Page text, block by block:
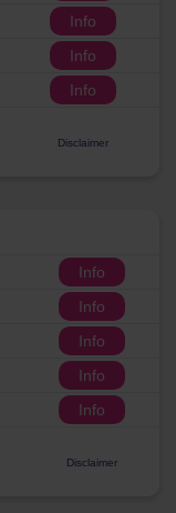
Info
Info
Info
Disclaimer
Info
Info
Info
Info
Info
Disclaimer